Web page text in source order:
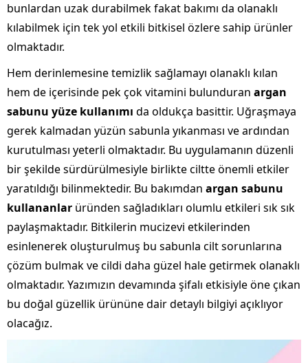
bunlardan uzak durabilmek fakat bakımı da olanaklı
kılabilmek için tek yol etkili bitkisel özlere sahip ürünler
olmaktadır.
Hem derinlemesine temizlik sağlamayı olanaklı kılan
hem de içerisinde pek çok vitamini bulunduran argan
sabunu yüze kullanımı da oldukça basittir. Uğraşmaya
gerek kalmadan yüzün sabunla yıkanması ve ardından
kurutulması yeterli olmaktadır. Bu uygulamanın düzenli
bir şekilde sürdürülmesiyle birlikte ciltte önemli etkiler
yaratıldığı bilinmektedir. Bu bakımdan argan sabunu
kullananlar üründen sağladıkları olumlu etkileri sık sık
paylaşmaktadır. Bitkilerin mucizevi etkilerinden
esinlenerek oluşturulmuş bu sabunla cilt sorunlarına
çözüm bulmak ve cildi daha güzel hale getirmek olanaklı
olmaktadır. Yazımızın devamında şifalı etkisiyle öne çıkan
bu doğal güzellik ürününe dair detaylı bilgiyi açıklıyor
olacağız.